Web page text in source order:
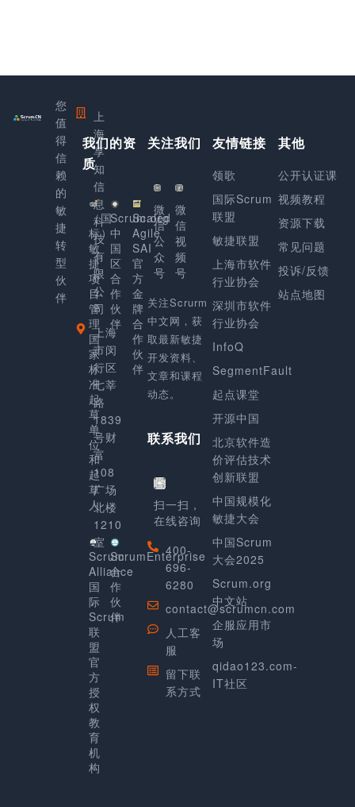
您
值
得
信
赖
的
敏
捷
转
型
伙
伴
上
海
享
知
信
息
科
技
有
限
公
司
上海
市闵
行区
七莘
路
1839
号财
富
108
广场
北楼
1210
室
我们的资
质
（国
标）
敏
捷
项
目
管
理
国
家
标
准
起
草
单
位
和
起
草
人
Scrum.org
中
国
区
合
作
伙
伴
Scaled
Agile
SAI
官
方
金
牌
合
作
伙
伴
Scrum
Alliance
国
际
Scrum
联
盟
官
方
授
权
教
育
机
构
ScrumEnterprise
合
作
伙
伴
关注我们
微
信
公
众
号
微
信
视
频
号
关注Scrurm
中文网，获
取最新敏捷
开发资料、
文章和课程
动态。
联系我们
扫一扫，
在线咨询
400-
696-
6280
contact@scrumcn.com
人工客
服
留下联
系方式
友情链接
领歌
国际Scrum
联盟
敏捷联盟
上海市软件
行业协会
深圳市软件
行业协会
InfoQ
SegmentFault
起点课堂
开源中国
北京软件造
价评估技术
创新联盟
中国规模化
敏捷大会
中国Scrum
大会2025
Scrum.org
中文站
企服应用市
场
qidao123.com-
IT社区
其他
公开认证课
视频教程
资源下载
常见问题
投诉/反馈
站点地图